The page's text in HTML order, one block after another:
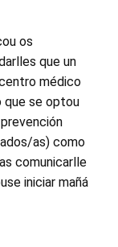
os
que un
médico
que se optou
as) como
comunicarlle
iniciar mañá